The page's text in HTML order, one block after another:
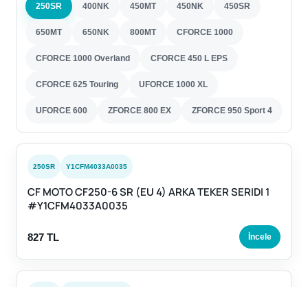
250SR 400NK 450MT 450NK 450SR
650MT 650NK 800MT CFORCE 1000
CFORCE 1000 Overland CFORCE 450 L EPS
CFORCE 625 Touring UFORCE 1000 XL
UFORCE 600 ZFORCE 800 EX ZFORCE 950 Sport 4
250SR Y1CFM4033A0035
CF MOTO CF250-6 SR (EU 4) ARKA TEKER SERIDI 1
#Y1CFM4033A0035
827 TL İncele